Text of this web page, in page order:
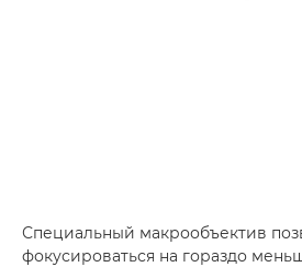
Специальный макрообъектив
фокусироваться на гораздо